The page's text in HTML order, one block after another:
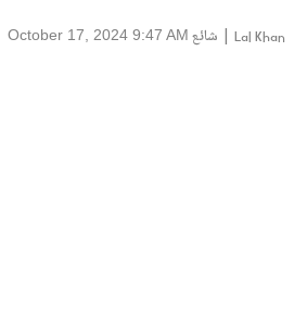
Lal Khan
| شائع October 17, 2024 9:47 AM